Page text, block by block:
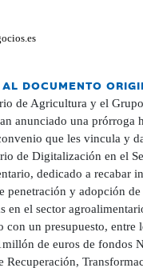
DOCUMENTO
de Agricultura y el
anunciado una prórroga
que les vincula y
de Digitalización en el
dedicado a recabar
penetración y adopción de
en el sector
con un presupuesto, entre
de euros de fondos
Recuperación,